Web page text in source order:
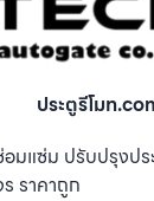
ประตูรีโมท
มแซ่ม ปรับปรุงปร
ราคาถูก